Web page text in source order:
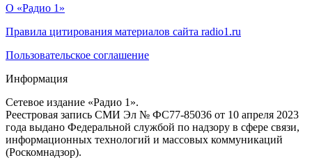
О «Радио 1»
Правила цитирования материалов сайта radio1.ru
Пользовательское соглашение
Информация
Сетевое издание «Радио 1».
Реестровая запись СМИ Эл № ФС77-85036 от 10 апреля 2023
года выдано Федеральной службой по надзору в сфере связи,
информационных технологий и массовых коммуникаций
(Роскомнадзор).